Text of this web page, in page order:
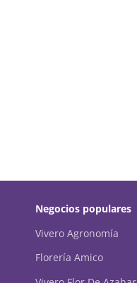
Negocios populares
Vivero Agronomía
Florería Amico